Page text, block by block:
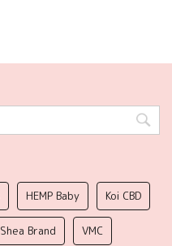
HEMP Baby Koi CBD
Shea Brand VMC